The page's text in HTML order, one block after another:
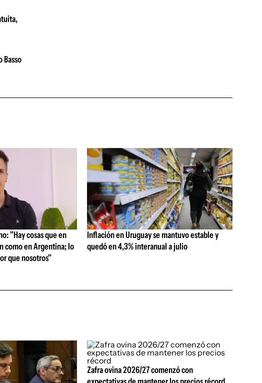
Basso
"Hay cosas que en
como en Argentina; lo
que nosotros"
Inflación en Uruguay se mantuvo estable y
quedó en 4,3% interanual a julio
Zafra ovina 2026/27 comenzó con